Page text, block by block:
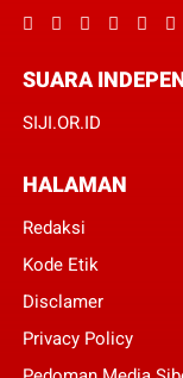
SUARA
SIJI.OR.ID
HALAMAN
Redaksi
Kode Etik
Disclamer
Privacy Policy